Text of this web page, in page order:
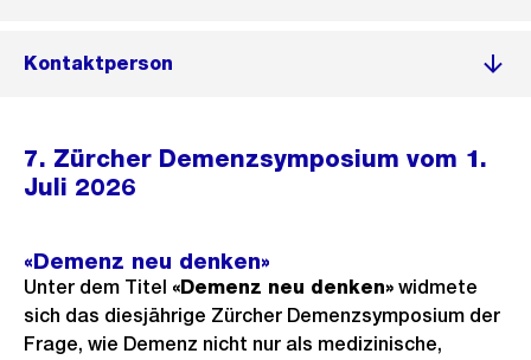
Kontaktperson
7. Zürcher Demenzsymposium vom 1.
Juli 2026
«Demenz neu denken»
Unter dem Titel «Demenz neu denken» widmete
sich das diesjährige Zürcher Demenzsymposium der
Frage, wie Demenz nicht nur als medizinische,